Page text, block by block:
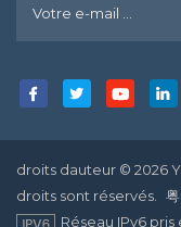
droits dauteur © 2026
droits sont réservés.
Réseau IPv6